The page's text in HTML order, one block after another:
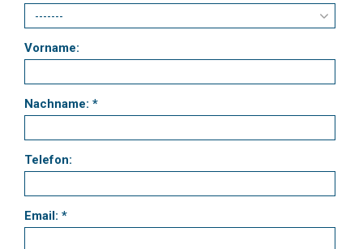
Vorname:
Nachname: *
Telefon:
Email: *